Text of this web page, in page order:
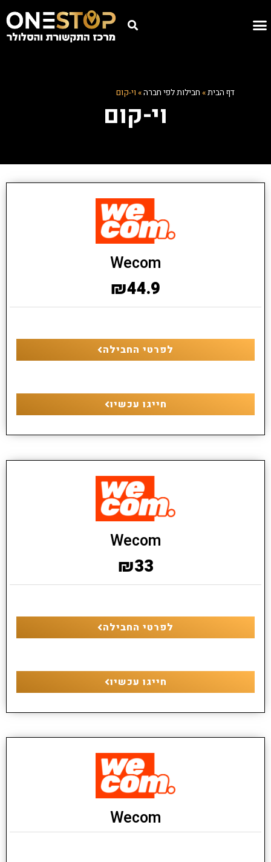
דף הבית» חבילות לפי חברה» וי-קום
וי-קום
Wecom
₪44.9
לפרטי החבילה
חייגו עכשיו
Wecom
₪33
לפרטי החבילה
חייגו עכשיו
Wecom